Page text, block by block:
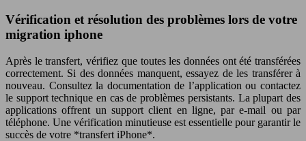
Vérification et résolution des problèmes lors de votre
migration iphone
Après le transfert, vérifiez que toutes les données ont été transférées
correctement. Si des données manquent, essayez de les transférer à
nouveau. Consultez la documentation de l’application ou contactez
le support technique en cas de problèmes persistants. La plupart des
applications offrent un support client en ligne, par e-mail ou par
téléphone. Une vérification minutieuse est essentielle pour garantir le
succès de votre *transfert iPhone*.